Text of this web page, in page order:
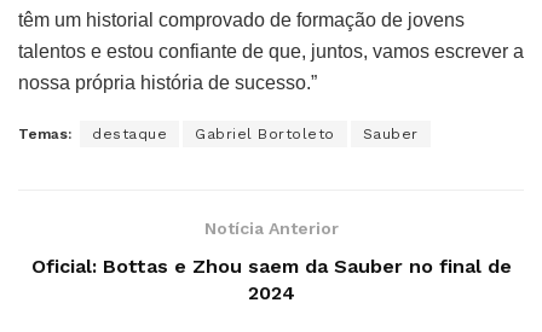
têm um historial comprovado de formação de jovens
talentos e estou confiante de que, juntos, vamos escrever a
nossa própria história de sucesso.”
Temas: destaque Gabriel Bortoleto Sauber
Notícia Anterior
Oficial: Bottas e Zhou saem da Sauber no final de
2024